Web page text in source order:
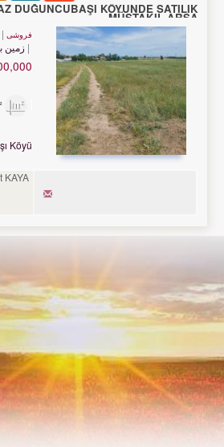
DÜĞÜNCÜBAŞI KÖYÜNDE SATILIK
MÜSTAKIL ARSA
فروشی
زمین
TL
Köyü
KAYA